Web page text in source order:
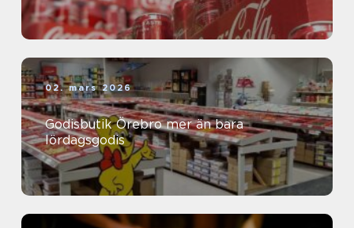
02. mars 2026
Godisbutik Örebro mer än bara
lördagsgodis